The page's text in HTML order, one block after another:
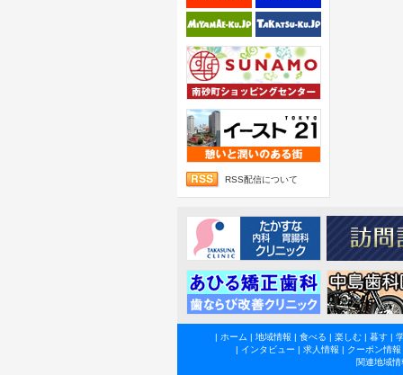
RSS配信について
| ホーム | 地域情報 | 食べる | 楽しむ| 暮す|
| インタビュー | 求人情報 | クーポン情報
関連地域